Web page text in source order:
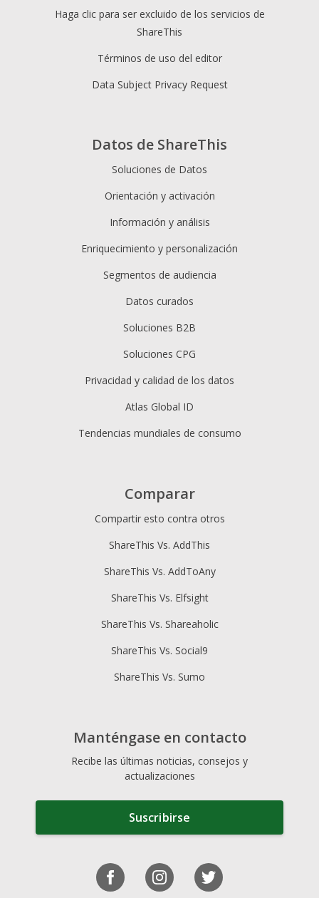
Datos de ShareThis
Soluciones de Datos
Orientación y activación
Información y análisis
Enriquecimiento y personalización
Segmentos de audiencia
Datos curados
Soluciones B2B
Soluciones CPG
Privacidad y calidad de los datos
Atlas Global ID
Tendencias mundiales de consumo
Haga clic para ser excluido de los servicios de
ShareThis
Términos de uso del editor
Data Subject Privacy Request
Comparar
Compartir esto contra otros
ShareThis Vs. AddThis
ShareThis Vs. AddToAny
ShareThis Vs. Elfsight
ShareThis Vs. Shareaholic
ShareThis Vs. Social9
ShareThis Vs. Sumo
Manténgase en contacto
Recibe las últimas noticias, consejos y
actualizaciones
Suscribirse